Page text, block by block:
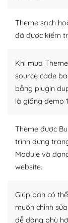
WordPress là
Nếu bạn gặp
kiếm những
lời, giải đáp
Cộng đồng
– Đa dạng
Plugin mở
nhiều plugin
Nhờ lượng
Theme sạch
đã được kiểm
Khi mua
source code
bằng plugin
là giống demo
Theme được
trình dựng
Module và
website.
Giúp bạn có
muốn chỉnh
dễ dàng phù